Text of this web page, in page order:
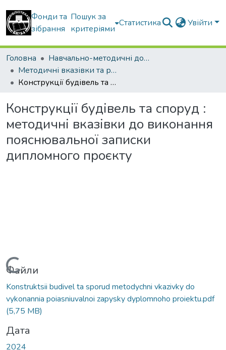
Фонди та
зібрання
Пошук за
критеріями
Статистика Увійти
Головна
Навчально-методичні документи
Методичні вказівки та рекомендації
Конструкції будівель та споруд : методичні вказівки до виконання пояснювальної записки дипломного проєкту
Конструкції будівель та споруд :
методичні вказівки до виконання
пояснювальної записки
дипломного проєкту
Вантажиться...
Файли
Konstruktsii budivel ta sporud metodychni vkazivky do
vykonannia poiasniuvalnoi zapysky dyplomnoho proiektu.pdf
(5,75 MB)
Дата
2024